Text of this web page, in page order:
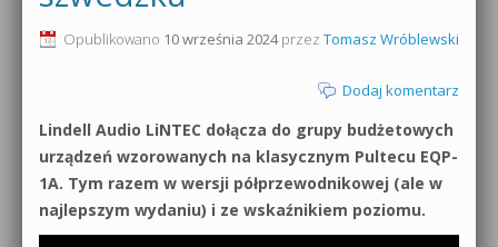
Produkcja muzyczna od podstaw
Sound Forge od podstaw
Dubstep z syntezatorem Massive
0dB.pl - informacje
Materiały dla mediów
Archiwum aktualności
Polityka prywatności
Opublikowano 10 września 2024przez Tomasz Wróblewski
Dodaj komentarz
Lindell Audio LiNTEC dołącza do grupy budżetowych
urządzeń wzorowanych na klasycznym Pultecu EQP-
1A. Tym razem w wersji półprzewodnikowej (ale w
najlepszym wydaniu) i ze wskaźnikiem poziomu.